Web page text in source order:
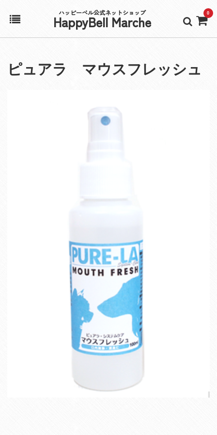
ハッピーベル公式ネットショップ
HappyBell Marche 0
アカウント
ピュアラ マウスフレッシュ